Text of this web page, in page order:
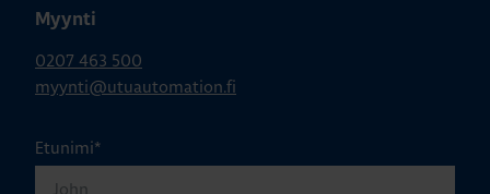
Myynti
0207 463 500
myynti@utuautomation.fi
Etunimi*